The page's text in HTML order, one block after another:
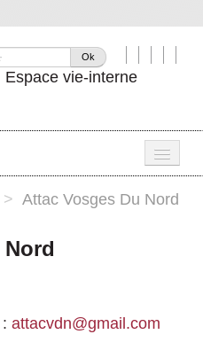
Ok
Espace vie-interne
> Attac Vosges Du Nord
attacvdn@gmail.com